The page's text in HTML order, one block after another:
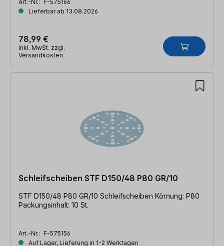
Art.-Nr.:
F-575166
Lieferbar ab 13.08.2026
78,99 €
inkl. MwSt. zzgl.
Versandkosten
Schleifscheiben STF D150/48 P80 GR/10
STF D150/48 P80 GR/10 Schleifscheiben Körnung: P80
Packungsinhalt: 10 St.
Art.-Nr.: F-575156
Auf Lager, Lieferung in 1-2 Werktagen